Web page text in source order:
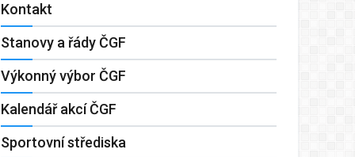
Kontakt
Stanovy a řády ČGF
Výkonný výbor ČGF
Kalendář akcí ČGF
Sportovní střediska